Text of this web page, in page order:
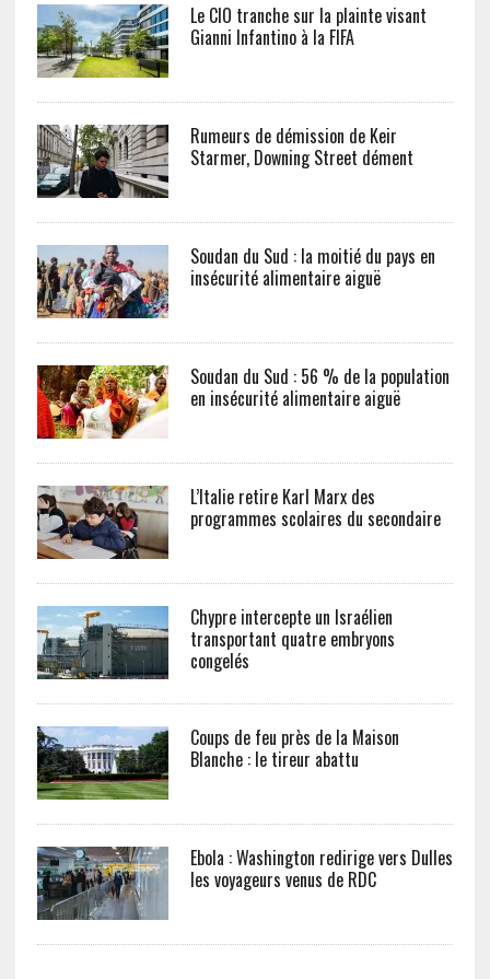
Le CIO tranche sur la plainte visant
Gianni Infantino à la FIFA
Rumeurs de démission de Keir
Starmer, Downing Street dément
Soudan du Sud : la moitié du pays en
insécurité alimentaire aiguë
Soudan du Sud : 56 % de la population
en insécurité alimentaire aiguë
L’Italie retire Karl Marx des
programmes scolaires du secondaire
Chypre intercepte un Israélien
transportant quatre embryons
congelés
Coups de feu près de la Maison
Blanche : le tireur abattu
Ebola : Washington redirige vers Dulles
les voyageurs venus de RDC